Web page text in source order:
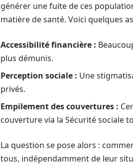
générer une fuite de ces
matière de santé. Voici quelques
Accessibilité financière :
plus démunis.
Perception sociale : Une
privés.
Empilement des couvertures :
couverture via la Sécurité sociale
La question se pose alors :
tous, indépendamment de leur